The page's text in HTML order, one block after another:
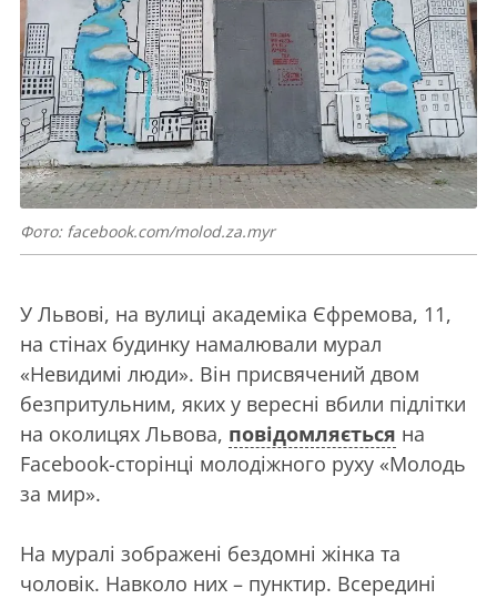
Фото: facebook.com/molod.za.myr
У Львові, на вулиці академіка Єфремова, 11,
на стінах будинку намалювали мурал
«Невидимі люди». Він присвячений двом
безпритульним, яких у вересні вбили підлітки
на околицях Львова, повідомляється на
Facebook-cторінці молодіжного руху «Молодь
за мир».
На муралі зображені бездомні жінка та
чоловік. Навколо них – пунктир. Всередині